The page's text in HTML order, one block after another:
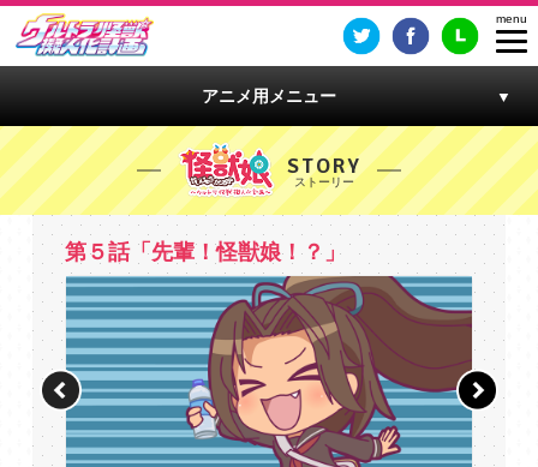
アニメ用メニュー
STORY
第５話「先輩！怪獣娘！？」